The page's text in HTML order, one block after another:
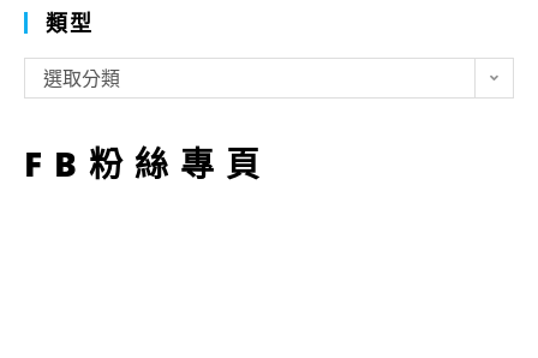
類型
型
選取分類
FB粉絲專頁